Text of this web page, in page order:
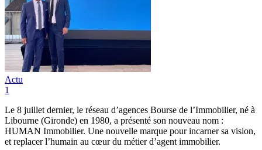
Actu
1
Le 8 juillet dernier, le réseau d’agences Bourse de l’Immobilier, né à
Libourne (Gironde) en 1980, a présenté son nouveau nom :
HUMAN Immobilier. Une nouvelle marque pour incarner sa vision,
et replacer l’humain au cœur du métier d’agent immobilier.